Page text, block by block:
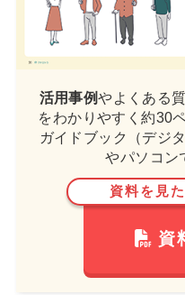
活用事例やよくある
をわかりやすく約30
ガイドブック（デジ
やパソコン
資料を見
資